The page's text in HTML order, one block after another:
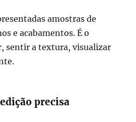
amostras de
e acabamentos. É o
sentir a textura, visualizar
precisa